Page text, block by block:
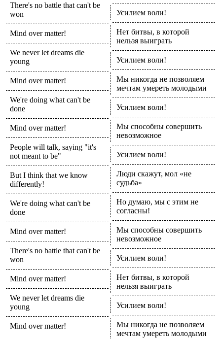
There's no battle that can't be
won
Mind over matter!
We never let dreams die
young
Mind over matter!
We're doing what can't be
done
Mind over matter!
People will talk, saying "it's
not meant to be"
But I think that we know
differently!
We're doing what can't be
done
Mind over matter!
There's no battle that can't be
won
Mind over matter!
We never let dreams die
young
Mind over matter!
Усилием воли!
Нет битвы, в которой
нельзя выиграть
Усилием воли!
Мы никогда не позволяем
мечтам умереть молодыми
Усилием воли!
Мы способны совершить
невозможное
Усилием воли!
Люди скажут, мол «не
судьба»
Но думаю, мы с этим не
согласны!
Мы способны совершить
невозможное
Усилием воли!
Нет битвы, в которой
нельзя выиграть
Усилием воли!
Мы никогда не позволяем
мечтам умереть молодыми